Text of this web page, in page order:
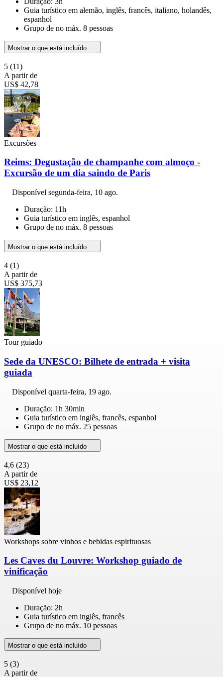
Guia turístico em alemão, inglês, francês, italiano, holandês,
espanhol
Grupo de no máx. 8 pessoas
Mostrar o que está incluído
5 (11)
A partir de
US$ 42,78
Excursões
Reims: Degustação de champanhe com almoço -
Excursão de um dia saindo de Paris
Disponível segunda-feira, 10 ago.
Duração: 11h
Guia turístico em inglês, espanhol
Grupo de no máx. 8 pessoas
Mostrar o que está incluído
4 (1)
A partir de
US$ 375,73
Tour guiado
Sede da UNESCO: Bilhete de entrada + visita
guiada
Disponível quarta-feira, 19 ago.
Duração: 1h 30min
Guia turístico em inglês, francês, espanhol
Grupo de no máx. 25 pessoas
Mostrar o que está incluído
4,6 (23)
A partir de
US$ 23,12
Workshops sobre vinhos e bebidas espirituosas
Les Caves du Louvre: Workshop guiado de
vinificação
Disponível hoje
Duração: 2h
Guia turístico em inglês, francês
Grupo de no máx. 10 pessoas
Mostrar o que está incluído
5 (3)
A partir de